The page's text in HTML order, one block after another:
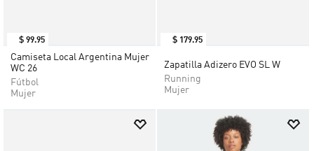
$ 99.95
Camiseta Local Argentina Mujer
WC 26
Fútbol
Mujer
$ 179.95
Zapatilla Adizero EVO SL W
Running
Mujer